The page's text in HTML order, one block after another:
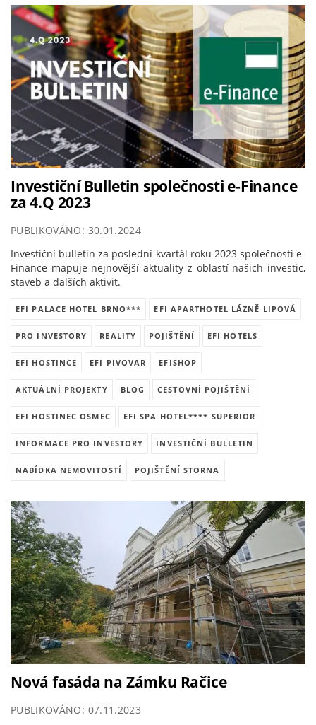
Investiční Bulletin společnosti e-Finance
za 4.Q 2023
PUBLIKOVÁNO: 30.01.2024
Investiční bulletin za poslední kvartál roku 2023 společnosti e-
Finance mapuje nejnovější aktuality z oblastí našich investic,
staveb a dalších aktivit.
EFI PALACE HOTEL BRNO*** EFI APARTHOTEL LÁZNĚ LIPOVÁ
PRO INVESTORY REALITY POJIŠTĚNÍ EFI HOTELS
EFI HOSTINCE EFI PIVOVAR EFISHOP
AKTUÁLNÍ PROJEKTY BLOG CESTOVNÍ POJIŠTĚNÍ
EFI HOSTINEC OSMEC EFI SPA HOTEL**** SUPERIOR
INFORMACE PRO INVESTORY INVESTIČNÍ BULLETIN
NABÍDKA NEMOVITOSTÍ POJIŠTĚNÍ STORNA
Nová fasáda na Zámku Račice
PUBLIKOVÁNO: 07.11.2023